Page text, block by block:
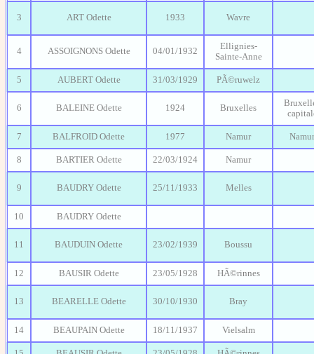
3 ART Odette 1933 Wavre
4 ASSOIGNONS Odette 04/01/1932
Ellignies-
Sainte-Anne
5 AUBERT Odette 31/03/1929 PÃ©ruwelz
6 BALEINE Odette 1924 Bruxelles
7 BALFROID Odette 1977 Namur Namur
8 BARTIER Odette 22/03/1924 Namur
9 BAUDRY Odette 25/11/1933 Melles
10 BAUDRY Odette
11 BAUDUIN Odette 23/02/1939 Boussu
12 BAUSIR Odette 23/05/1928 HÃ©rinnes
13 BEARELLE Odette 30/10/1930 Bray
14 BEAUPAIN Odette 18/11/1937 Vielsalm